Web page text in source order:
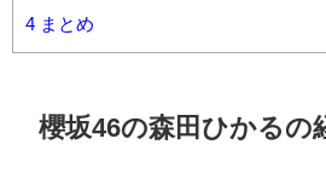
4 まとめ
櫻坂46の森田ひかるの